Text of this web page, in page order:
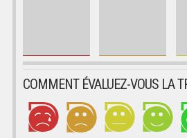
COMMENT ÉVALUEZ-VOUS LA